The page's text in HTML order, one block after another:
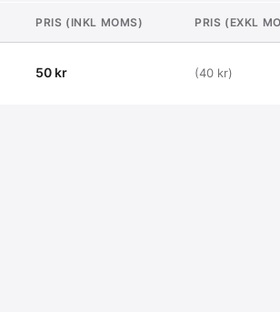
PRIS (INKL MOMS) PRIS (EXKL
50 kr (40 kr)